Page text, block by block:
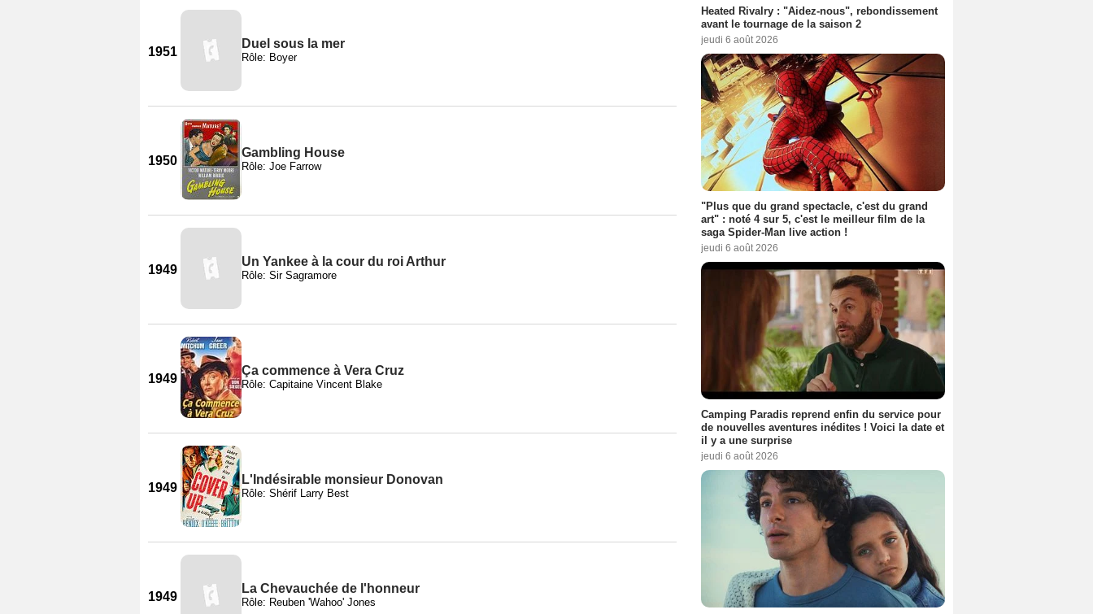
1951
Duel sous la mer
Rôle: Boyer
1950
Gambling House
Rôle: Joe Farrow
1949
Un Yankee à la cour du roi Arthur
Rôle: Sir Sagramore
1949
Ça commence à Vera Cruz
Rôle: Capitaine Vincent Blake
1949
L'Indésirable monsieur Donovan
Rôle: Shérif Larry Best
1949
La Chevauchée de l'honneur
Rôle: Reuben 'Wahoo' Jones
Heated Rivalry : "Aidez-nous", rebondissement
avant le tournage de la saison 2
jeudi 6 août 2026
"Plus que du grand spectacle, c'est du grand
art" : noté 4 sur 5, c'est le meilleur film de la
saga Spider-Man live action !
jeudi 6 août 2026
Camping Paradis reprend enfin du service pour
de nouvelles aventures inédites ! Voici la date et
il y a une surprise
jeudi 6 août 2026